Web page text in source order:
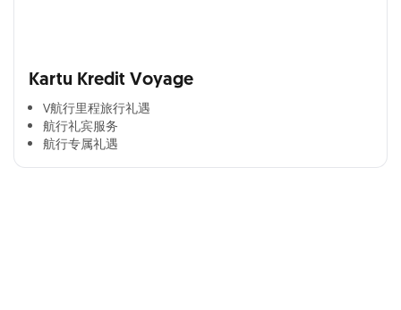
Kartu Kredit Voyage
V航行里程旅行礼遇
航行礼宾服务
航行专属礼遇
Cross Selling Banner Global